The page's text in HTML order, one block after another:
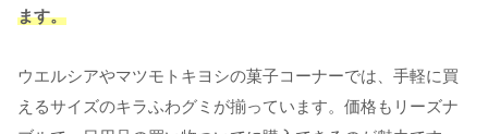
ます。
ウエルシアやマツモトキヨシの菓子コーナーでは、手軽に買
えるサイズのキラふわグミが揃っています。価格もリーズナ